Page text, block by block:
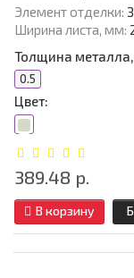
Элемент отделки:
Ширина листа, мм:
Толщина
0.5
Цвет:
389.48 р.
В корзину